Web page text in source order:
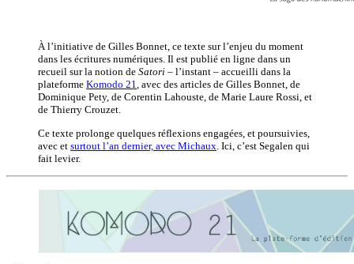
À l’initiative de Gilles Bonnet, ce texte sur l’enjeu du moment
dans les écritures numériques. Il est publié en ligne dans un
recueil sur la notion de Satori – l’instant – accueilli dans la
plateforme Komodo 21, avec des articles de Gilles Bonnet, de
Dominique Pety, de Corentin Lahouste, de Marie Laure Rossi, et
de Thierry Crouzet.
Ce texte prolonge quelques réflexions engagées, et poursuivies,
avec et surtout l’an dernier, avec Michaux . Ici, c’est Segalen qui
fait levier.